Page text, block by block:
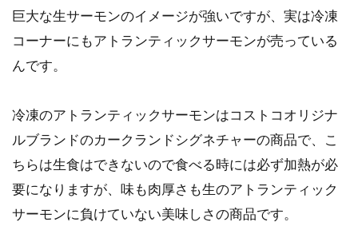
巨大な生サーモンのイメージが強いですが、実は冷凍
コーナーにもアトランティックサーモンが売っている
んです。
冷凍のアトランティックサーモンはコストコオリジナ
ルブランドのカークランドシグネチャーの商品で、こ
ちらは生食はできないので食べる時には必ず加熱が必
要になりますが、味も肉厚さも生のアトランティック
サーモンに負けていない美味しさの商品です。